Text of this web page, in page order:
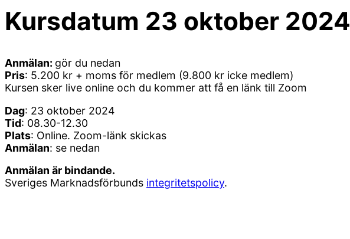
Kursdatum 23 oktober 2024
Anmälan: gör du nedan
Pris: 5.200 kr + moms för medlem (9.800 kr icke medlem)
Kursen sker live online och du kommer att få en länk till Zoom
Dag: 23 oktober 2024
Tid: 08.30-12.30
Plats: Online. Zoom-länk skickas
Anmälan: se nedan
Anmälan är bindande.
Sveriges Marknadsförbunds integritetspolicy.